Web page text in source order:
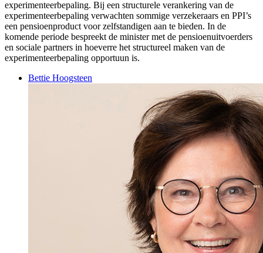
experimenteerbepaling. Bij een structurele verankering van de
experimenteerbepaling verwachten sommige verzekeraars en PPI’s
een pensioenproduct voor zelfstandigen aan te bieden. In de
komende periode bespreekt de minister met de pensioenuitvoerders
en sociale partners in hoeverre het structureel maken van de
experimenteerbepaling opportuun is.
Bettie Hoogsteen